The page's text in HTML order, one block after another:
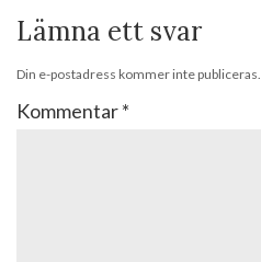
Lämna ett svar
Din e-postadress kommer inte publiceras.
Kommentar*